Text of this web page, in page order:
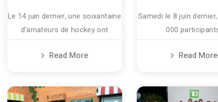
Le 14 juin dernier, une soixantaine
d’amateurs de hockey ont
Read More
Samedi le 8 juin
000
Read More